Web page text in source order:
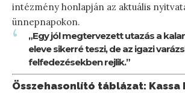
intézmény honlapján az aktuális
ünnepnapokon.
„Egy jól megtervezett utazás a
eleve sikerré teszi, de az igazi
felfedezésekben rejlik.”
Összehasonlító táblázat: Kassa